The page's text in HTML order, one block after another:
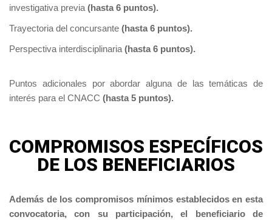
investigativa previa (hasta 6 puntos).
Trayectoria del concursante (hasta 6 puntos).
Perspectiva interdisciplinaria (hasta 6 puntos).
Puntos adicionales por abordar alguna de las temáticas de
interés para el CNACC (hasta 5 puntos).
COMPROMISOS ESPECÍFICOS
DE LOS BENEFICIARIOS
Además de los compromisos mínimos establecidos en esta
convocatoria, con su participación, el beneficiario de